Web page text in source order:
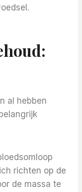
al hebben
richten op de
de massa te